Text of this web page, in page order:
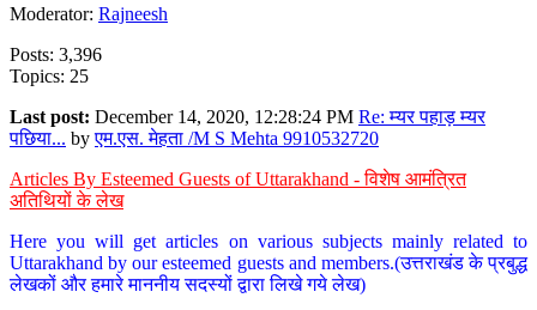
Moderator: Rajneesh
Posts: 3,396
Topics: 25
Last post: December 14, 2020, 12:28:24 PM Re: म्यर पहाड़ म्यर
पछिया... byएम.एस. मेहता /M S Mehta 9910532720
Articles By Esteemed Guests of Uttarakhand - विशेष आमंत्रित
अतिथियों के लेख
Here you will get articles on various subjects mainly related to
Uttarakhand by our esteemed guests and members.(उत्तराखंड के प्रबुद्ध
लेखकों और हमारे माननीय सदस्यों द्वारा लिखे गये लेख)